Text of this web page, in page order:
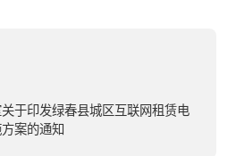
于印发绿春县城区互联网租赁电
案的通知